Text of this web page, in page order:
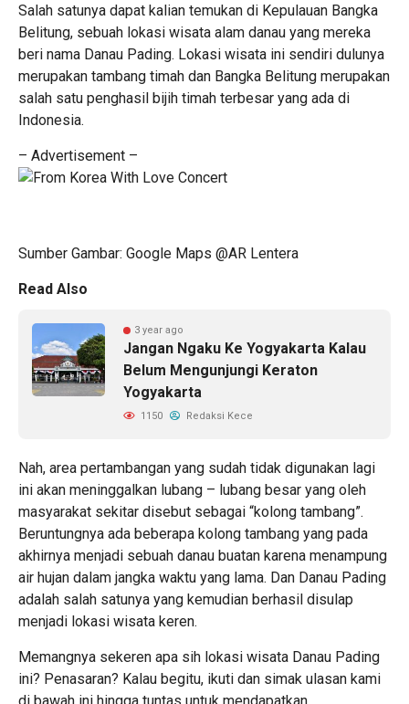
Salah satunya dapat kalian temukan di Kepulauan Bangka
Belitung, sebuah lokasi wisata alam danau yang mereka
beri nama Danau Pading. Lokasi wisata ini sendiri dulunya
merupakan tambang timah dan Bangka Belitung merupakan
salah satu penghasil bijih timah terbesar yang ada di
Indonesia.
– Advertisement –
Sumber Gambar: Google Maps @AR Lentera
Read Also
3 year ago
Jangan Ngaku Ke Yogyakarta Kalau
Belum Mengunjungi Keraton
Yogyakarta
1150 Redaksi Kece
Nah, area pertambangan yang sudah tidak digunakan lagi
ini akan meninggalkan lubang – lubang besar yang oleh
masyarakat sekitar disebut sebagai “kolong tambang”.
Beruntungnya ada beberapa kolong tambang yang pada
akhirnya menjadi sebuah danau buatan karena menampung
air hujan dalam jangka waktu yang lama. Dan Danau Pading
adalah salah satunya yang kemudian berhasil disulap
menjadi lokasi wisata keren.
Memangnya sekeren apa sih lokasi wisata Danau Pading
ini? Penasaran? Kalau begitu, ikuti dan simak ulasan kami
di bawah ini hingga tuntas untuk mendapatkan